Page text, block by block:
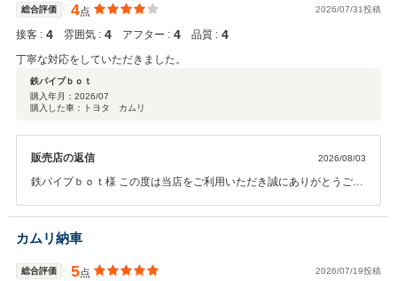
総合評価 4点 2026/07/31投稿
接客 : 4 雰囲気 : 4 アフター : 4 品質 : 4
丁寧な対応をしていただきました。
鉄パイプｂｏｔ
購入年月： 2026/07
購入した車：トヨタ カムリ
販売店の返信 2026/08/03
鉄パイプｂｏｔ様 この度は当店をご利用いただき誠にありがとうござ
カムリ納車
総合評価 5点 2026/07/19投稿